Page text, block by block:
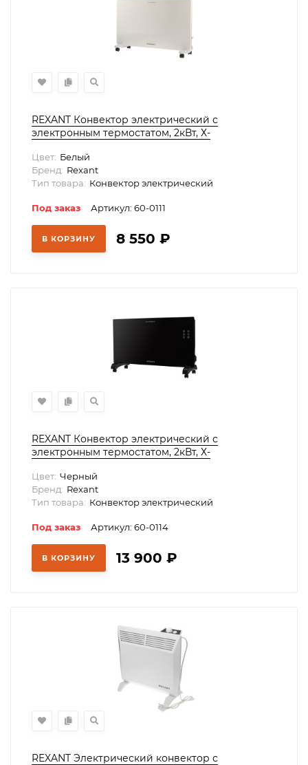
REXANT Конвектор электрический с
электронным термостатом, 2кВт, Х-
Цвет: Белый
Бренд: Rexant
Тип товара: Конвектор электрический
Под заказ Артикул: 60-0111
В КОРЗИНУ 8 550 ₽
REXANT Конвектор электрический с
электронным термостатом, 2кВт, Х-
Цвет: Черный
Бренд: Rexant
Тип товара: Конвектор электрический
Под заказ Артикул: 60-0114
В КОРЗИНУ 13 900 ₽
REXANT Электрический конвектор с